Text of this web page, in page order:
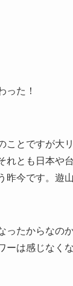
った！
ことですが大
れとも日本や
昨今です。遊
ったからなの
ーは感じなく